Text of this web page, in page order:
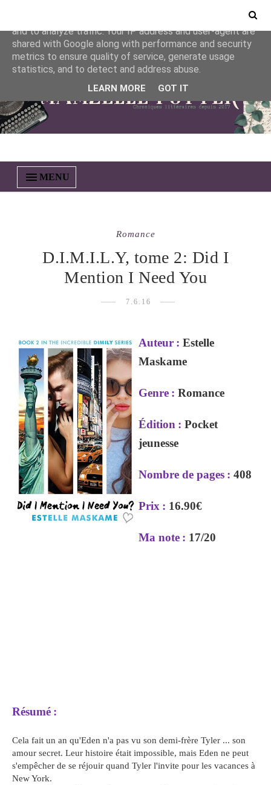
MENU
Romance
D.I.M.I.L.Y, tome 2: Did I
Mention I Need You
7.6.16
Auteur : Estelle
Maskame
Genre : Romance
Édition : Pocket
jeunesse
Nombre de pages : 408
Prix : 16.90€
Ma note : 17/20
Résumé :
Cela fait un an qu'Eden n'a pas vu son demi-frère Tyler ... son
amour secret. Leur histoire était impossible, mais Eden ne peut
s'empêcher de se réjouir quand Tyler l'invite pour les vacances à
New York.
This site uses cookies from Google to deliver its services
and to analyze traffic. Your IP address and user-agent are
shared with Google along with performance and security
metrics to ensure quality of service, generate usage
statistics, and to detect and address abuse.
LEARN MORE GOT IT